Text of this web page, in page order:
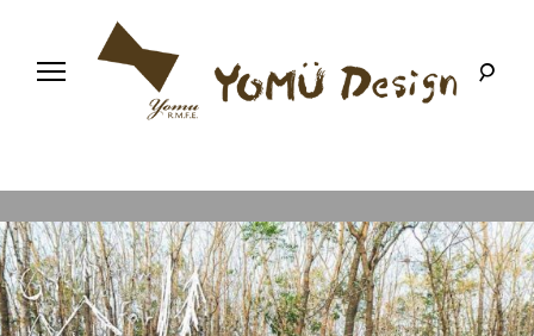
n
e
n
t
o
m
u
木
木
作
設
計
館